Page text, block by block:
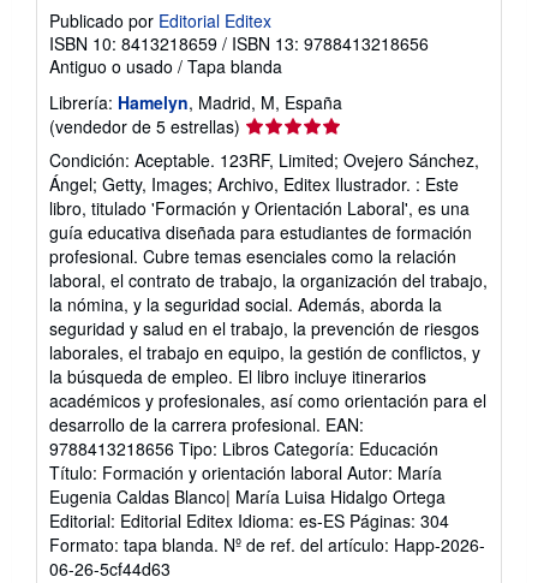
Publicado por Editorial Editex
ISBN 10: 8413218659 / ISBN 13: 9788413218656
Antiguo o usado / Tapa blanda
Librería: Hamelyn, Madrid, M, España
(vendedor de 5 estrellas) Calificación
del
vendedor:
5
de
5
estrellas
Condición: Aceptable. 123RF, Limited; Ovejero Sánchez,
Ángel; Getty, Images; Archivo, Editex Ilustrador. : Este
libro, titulado 'Formación y Orientación Laboral', es una
guía educativa diseñada para estudiantes de formación
profesional. Cubre temas esenciales como la relación
laboral, el contrato de trabajo, la organización del trabajo,
la nómina, y la seguridad social. Además, aborda la
seguridad y salud en el trabajo, la prevención de riesgos
laborales, el trabajo en equipo, la gestión de conflictos, y
la búsqueda de empleo. El libro incluye itinerarios
académicos y profesionales, así como orientación para el
desarrollo de la carrera profesional. EAN:
9788413218656 Tipo: Libros Categoría: Educación
Título: Formación y orientación laboral Autor: María
Eugenia Caldas Blanco| María Luisa Hidalgo Ortega
Editorial: Editorial Editex Idioma: es-ES Páginas: 304
Formato: tapa blanda. Nº de ref. del artículo: Happ-2026-
06-26-5cf44d63